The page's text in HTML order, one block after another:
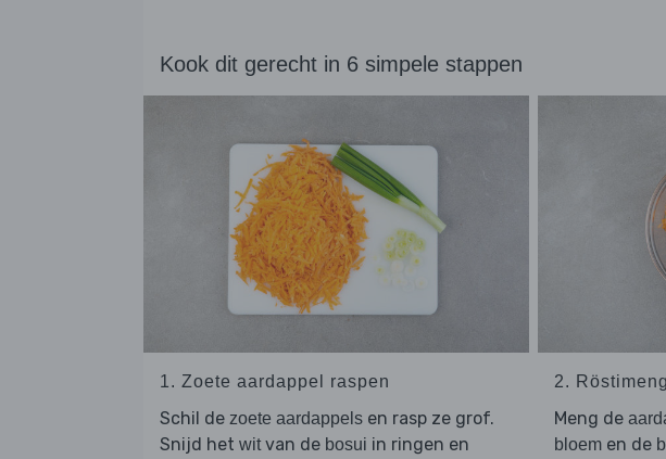
Kook dit gerecht in 6 simpele stappen
1. Zoete aardappel raspen
Schil de zoete aardappels en rasp ze grof.
Snijd het witvan de bosui in ringen en
2.
Meng de
bloemen de